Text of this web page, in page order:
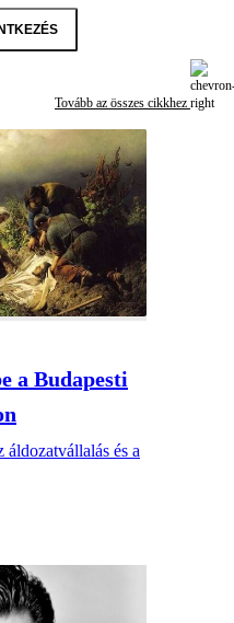
Tovább az összes cikkhez
a Budapesti
áldozatvállalás és a